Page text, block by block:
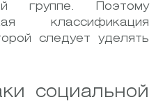
группе. Поэтому
классификация
следует уделять
социальной